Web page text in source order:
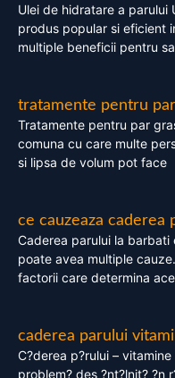
Ulei de hidratare a parului
produs popular si eficient
multiple beneficii pentru
tratamente pentru
Tratamente pentru par
comuna cu care multe
si lipsa de volum pot face
ce cauzeaza caderea
Caderea parului la
poate avea multiple
factorii care determina
caderea parului
C?derea p?rului –
problem? des ?nt?lnit? ?n